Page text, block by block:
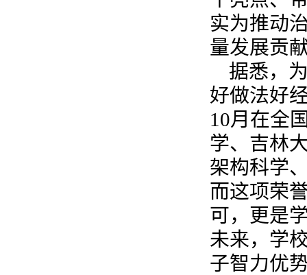
实为推动
量发展贡
据悉，
好做法好
10月在全
学、吉林
架构科学
而这项荣
可，更是
未来，学
子智力优